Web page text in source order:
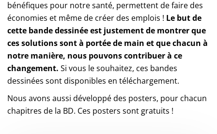
bénéfiques pour notre santé, permettent de faire des
économies et même de créer des emplois ! Le but de
cette bande dessinée est justement de montrer que
ces solutions sont à portée de main et que chacun à
notre manière, nous pouvons contribuer à ce
changement. Si vous le souhaitez, ces bandes
dessinées sont disponibles en téléchargement.
Nous avons aussi développé des posters, pour chacun
chapitres de la BD. Ces posters sont gratuits !